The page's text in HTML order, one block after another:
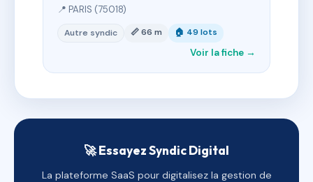
📍 PARIS (75018)
Autre syndic 📏 66 m 🏠 49 lots
Voir la fiche →
🚀 Essayez Syndic Digital
La plateforme SaaS pour digitalisez la gestion de